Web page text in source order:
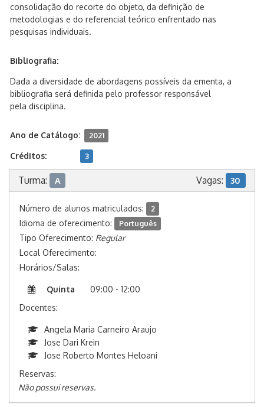
consolidação do recorte do objeto, da definição de
metodologias e do referencial teórico enfrentado nas
pesquisas individuais.
Bibliografia:
Dada a diversidade de abordagens possíveis da ementa, a
bibliografia será definida pelo professor responsável
pela disciplina.
Ano de Catálogo: 2021
Créditos: 3
Turma: A Vagas: 30
Número de alunos matriculados: 2
Idioma de oferecimento: Português
Tipo Oferecimento: Regular
Local Oferecimento:
Horários/Salas:
Quinta
09:00 - 12:00
Docentes:
Angela Maria Carneiro Araujo
Jose Dari Krein
Jose Roberto Montes Heloani
Reservas:
Não possui reservas.